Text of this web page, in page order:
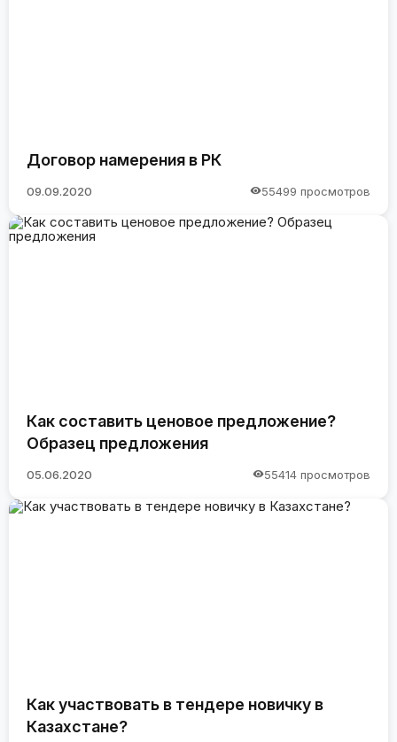
Договор намерения в РК
09.09.2020 55499 просмотров
Как составить ценовое предложение?
Образец предложения
05.06.2020 55414 просмотров
Как участвовать в тендере новичку в
Казахстане?